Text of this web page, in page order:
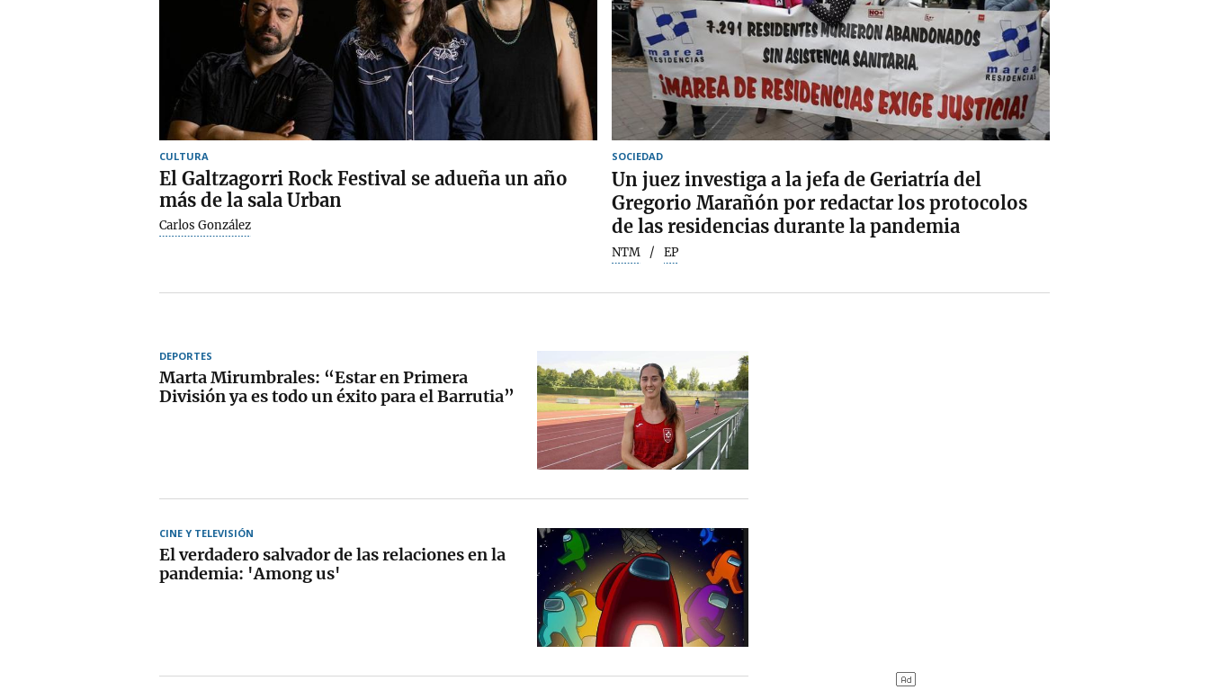
CULTURA
El Galtzagorri Rock Festival se adueña un año
más de la sala Urban
Carlos González
SOCIEDAD
Un juez investiga a la jefa de Geriatría del
Gregorio Marañón por redactar los protocolos
de las residencias durante la pandemia
NTM EP
DEPORTES
Marta Mirumbrales: “Estar en Primera
División ya es todo un éxito para el Barrutia”
CINE Y TELEVISIÓN
El verdadero salvador de las relaciones en la
pandemia: 'Among us'